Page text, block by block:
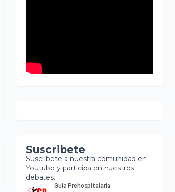
Suscribete
Suscribete a nuestra comunidad en
Youtube y participa en nuestros
debates..